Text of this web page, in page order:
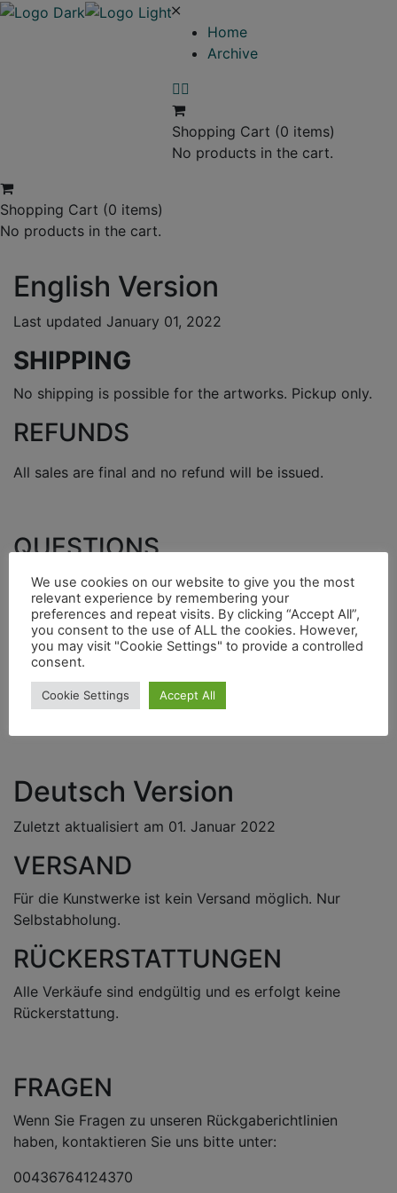
Home
Archive
Shopping Cart (0 items)
No products in the cart.
Shopping Cart (0 items)
No products in the cart.
English Version
Last updated January 01, 2022
SHIPPING
No shipping is possible for the artworks. Pickup only.
REFUNDS
All sales are final and no refund will be issued.
QUESTIONS
If you have any questions concerning our return policy,
please contact us at:
00436764124370
atelier@msawas.com
Deutsch Version
Zuletzt aktualisiert am 01. Januar 2022
VERSAND
Für die Kunstwerke ist kein Versand möglich. Nur
Selbstabholung.
RÜCKERSTATTUNGEN
Alle Verkäufe sind endgültig und es erfolgt keine
Rückerstattung.
FRAGEN
Wenn Sie Fragen zu unseren Rückgaberichtlinien
haben, kontaktieren Sie uns bitte unter:
00436764124370
We use cookies on our website to give you the most
relevant experience by remembering your
preferences and repeat visits. By clicking “Accept All”,
you consent to the use of ALL the cookies. However,
you may visit "Cookie Settings" to provide a controlled
consent.
Cookie Settings Accept All